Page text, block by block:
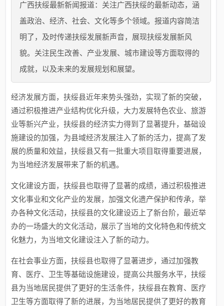
广西扶绥最新新闻报道：关注广西扶绥的最新动态，涵
盖政治、经济、社会、文化等多个领域。报道内容简洁
明了，及时传递扶绥发展新声音，展现扶绥发展新风
貌。关注民生改善、产业发展、城市建设等方面取得的
成就，以及未来的发展规划和展望。
经济发展方面，扶绥县近年来势头强劲，实现了新的突破，
通过积极推进产业结构优化升级，大力发展特色农业、旅游
业等新兴产业，扶绥县的经济实力得到了显著提升，基础设
施建设的加强，为县域经济发展注入了新的活力，提高了发
展的质量和效益，扶绥县又有一批重大项目取得重要进展，
为当地经济发展带来了新的机遇。
文化建设方面，扶绥县也取得了显著的成绩，通过积极推进
文化事业和文化产业的发展，加强文化遗产保护和传承，举
办各种文化活动，扶绥县的文化建设迈上了新台阶，最近举
办的一场盛大的文化活动，展示了当地的文化特色和传统文
化魅力，为当地文化建设注入了新的动力。
在社会事业方面，扶绥县也取得了显著进步，通过加强教
育、医疗、卫生等基础设施建设，提高公共服务水平，扶绥
县为当地居民提供了更好的生活条件，扶绥县在教育、医疗
卫生等方面取得了新的进展，为当地居民提供了更好的教育